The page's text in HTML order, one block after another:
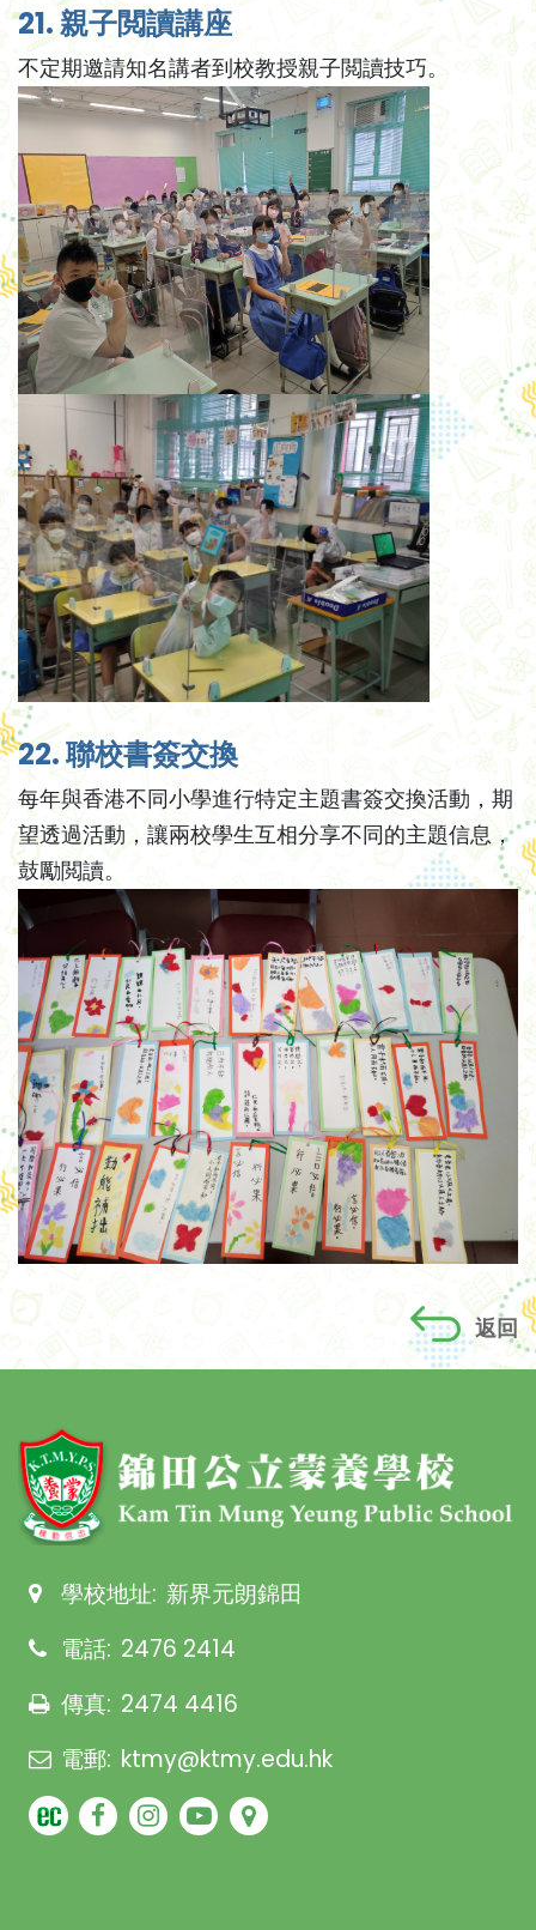
21. 親子閲讀講座
不定期邀請知名講者到校教授親子閲讀技巧。
22. 聯校書簽交換
每年與香港不同小學進行特定主題書簽交換活動，期
望透過活動，讓兩校學生互相分享不同的主題信息，
鼓勵閲讀。
返回
學校地址: 新界元朗錦田
電話: 2476 2414
傳真: 2474 4416
電郵: ktmy@ktmy.edu.hk